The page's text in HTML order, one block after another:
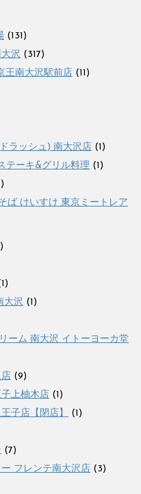
(131)
沢 (317)
王南大沢駅前店 (11)
ラッシュ) 南大沢店 (1)
テーキ&グリル料理 (1)
ば けいすけ 東京ミートレア
大沢 (1)
ーム 南大沢 イトーヨーカ堂
(9)
上柚木店 (1)
子店【閉店】
(1)
(7)
フレンテ南大沢店 (3)